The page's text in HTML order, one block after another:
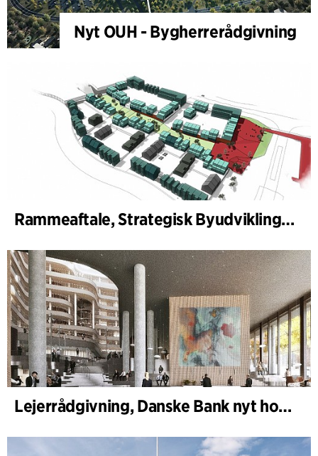
Nyt OUH - Bygherrerådgivning
Rammeaftale, Strategisk Byudvikling Aarhus Kommune
Lejerrådgivning, Danske Bank nyt hovedkontor